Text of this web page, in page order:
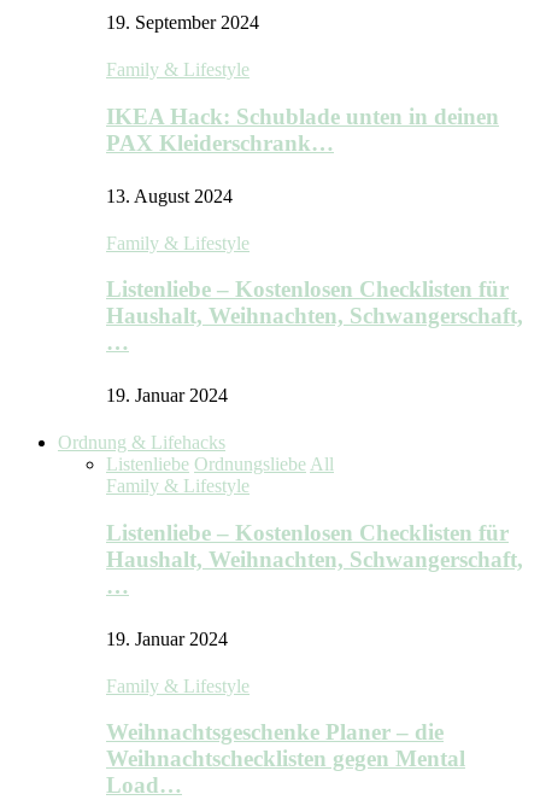
19. September 2024
Family & Lifestyle
IKEA Hack: Schublade unten in deinen
PAX Kleiderschrank…
13. August 2024
Family & Lifestyle
Listenliebe – Kostenlosen Checklisten für
Haushalt, Weihnachten, Schwangerschaft,
…
19. Januar 2024
Ordnung & Lifehacks
Listenliebe Ordnungsliebe All
Family & Lifestyle
Listenliebe – Kostenlosen Checklisten für
Haushalt, Weihnachten, Schwangerschaft,
…
19. Januar 2024
Family & Lifestyle
Weihnachtsgeschenke Planer – die
Weihnachtschecklisten gegen Mental
Load…